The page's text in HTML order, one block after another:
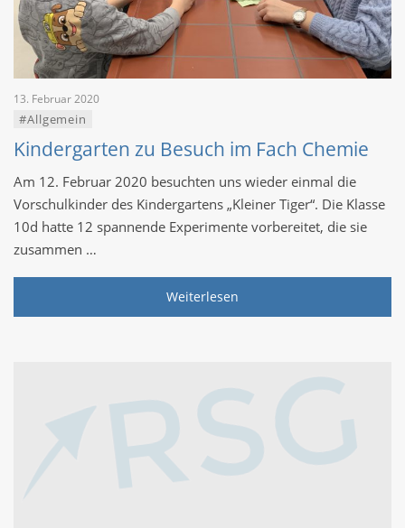
13. Februar 2020
#Allgemein
Kindergarten zu Besuch im Fach Chemie
Am 12. Februar 2020 besuchten uns wieder einmal die
Vorschulkinder des Kindergartens „Kleiner Tiger“. Die Klasse
10d hatte 12 spannende Experimente vorbereitet, die sie
zusammen …
Weiterlesen